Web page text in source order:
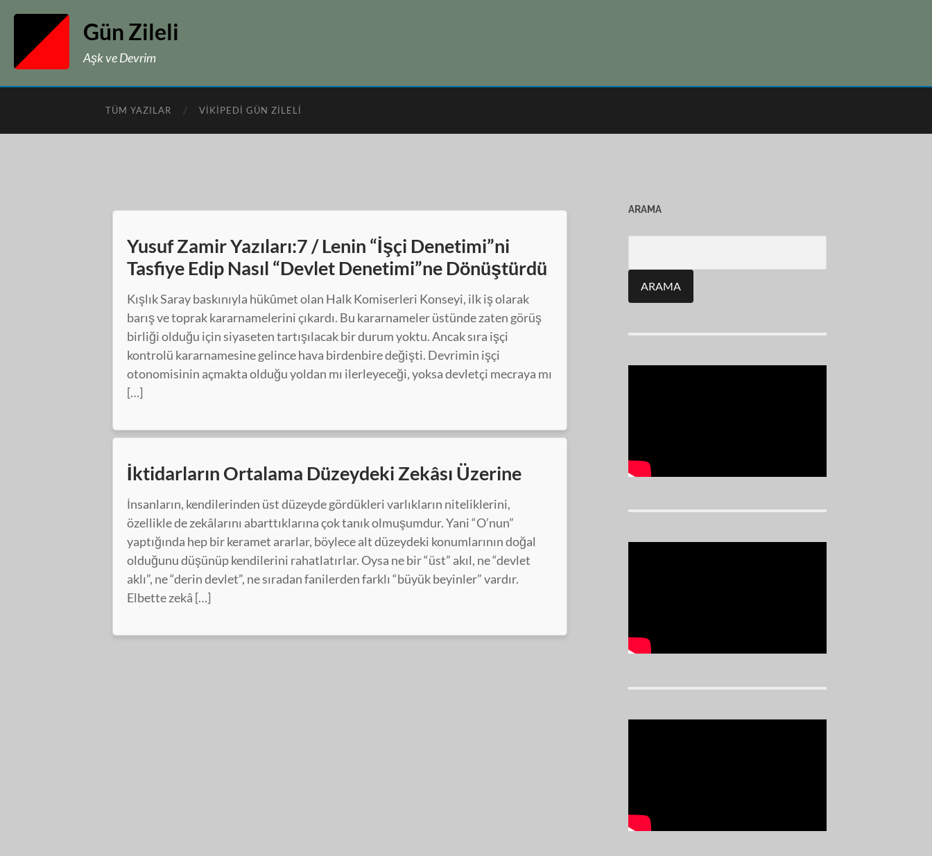
Gün Zileli
Aşk ve Devrim
TÜM YAZILAR VIKIPEDI GÜN ZILELI
Yusuf Zamir Yazıları:7 / Lenin “İşçi Denetimi”ni
Tasfiye Edip Nasıl “Devlet Denetimi”ne Dönüştürdü
Kışlık Saray baskınıyla hükûmet olan Halk Komiserleri Konseyi, ilk iş olarak
barış ve toprak kararnamelerini çıkardı. Bu kararnameler üstünde zaten görüş
birliği olduğu için siyaseten tartışılacak bir durum yoktu. Ancak sıra işçi
kontrolü kararnamesine gelince hava birdenbire değişti. Devrimin işçi
otonomisinin açmakta olduğu yoldan mı ilerleyeceği, yoksa devletçi mecraya mı
[…]
İktidarların Ortalama Düzeydeki Zekâsı Üzerine
İnsanların, kendilerinden üst düzeyde gördükleri varlıkların niteliklerini,
özellikle de zekâlarını abarttıklarına çok tanık olmuşumdur. Yani “O’nun”
yaptığında hep bir keramet ararlar, böylece alt düzeydeki konumlarının doğal
olduğunu düşünüp kendilerini rahatlatırlar. Oysa ne bir “üst” akıl, ne “devlet
aklı”, ne “derin devlet”, ne sıradan fanilerden farklı “büyük beyinler” vardır.
Elbette zekâ […]
ARAMA